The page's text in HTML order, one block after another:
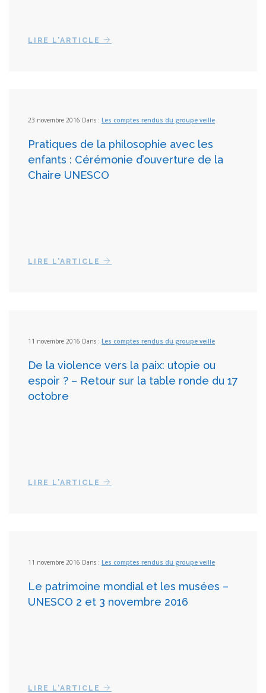
LIRE L'ARTICLE
23 novembre 2016 Dans : Les comptes rendus du groupe veille
Pratiques de la philosophie avec les
enfants : Cérémonie d’ouverture de la
Chaire UNESCO
LIRE L'ARTICLE
11 novembre 2016 Dans : Les comptes rendus du groupe veille
De la violence vers la paix: utopie ou
espoir ? – Retour sur la table ronde du 17
octobre
LIRE L'ARTICLE
11 novembre 2016 Dans : Les comptes rendus du groupe veille
Le patrimoine mondial et les musées –
UNESCO 2 et 3 novembre 2016
LIRE L'ARTICLE